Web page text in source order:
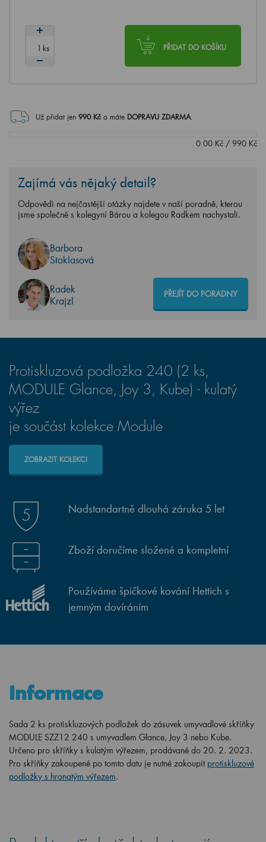
PŘIDAT DO KOŠÍKU
ks
Už přidat jen 990Kč a máte DOPRAVU ZDARMA.
0.00 Kč / 990 Kč
Zajímá vás nějaký detail?
Odpovědi na nejčastější otázky najdete v naší poradně, kterou
jsme společně s kolegyní Bárou a kolegou Radkem nachystali.
Barbora
Stoklasová
Radek
Krajzl
PŘEJÍT DO PORADNY
Protiskluzová podložka 240 (2 ks,
MODULE Glance, Joy 3, Kube) - kulatý
výřez
je součást kolekce Module
ZOBRAZIT KOLEKCI
Nadstandartně dlouhá záruka 5 let
Zboží doručíme složené a kompletní
Používáme špičkové kování Hettich s
jemným dovíráním
Informace
Sada 2 ks protiskluzových podložek do zásuvek umyvadlové skříňky
MODULE SZZ12 240 s umyvadlem Glance, Joy 3 nebo Kube.
Určeno pro skříňky s kulatým výřezem, prodávané do 20. 2. 2023.
Pro skříňky zakoupené po tomto datu je nutné zakoupit protiskluzové
podložky s hranatým výřezem.